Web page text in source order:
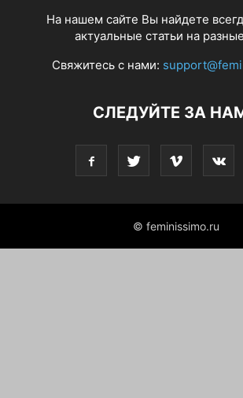
На нашем сайте Вы найдете
актуальные статьи на
Свяжитесь с нами:
СЛЕДУЙТЕ ЗА
© feminissimo.ru